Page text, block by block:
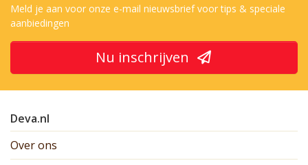
Meld je aan voor onze e-mail nieuwsbrief voor tips & speciale
aanbiedingen
Nu inschrijven
Deva.nl
Over ons